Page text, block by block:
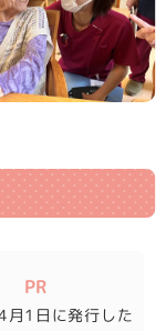
PR
1日に発行した